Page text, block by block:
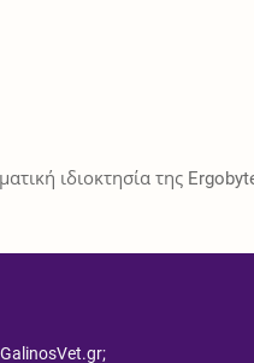
ιδιοκτησία της
GalinosVet.gr;